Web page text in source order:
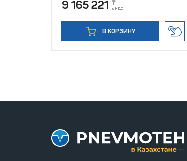
9 165 221 ₸
с НДС
В КОРЗИНУ